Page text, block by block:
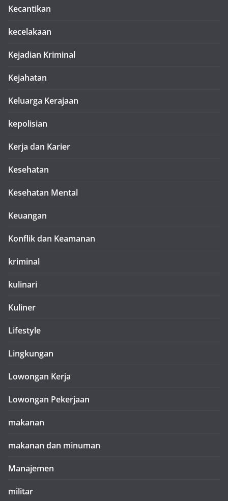
Kecantikan
kecelakaan
Kejadian Kriminal
Kejahatan
Keluarga Kerajaan
kepolisian
Kerja dan Karier
Kesehatan
Kesehatan Mental
Keuangan
Konflik dan Keamanan
kriminal
kulinari
Kuliner
Lifestyle
Lingkungan
Lowongan Kerja
Lowongan Pekerjaan
makanan
makanan dan minuman
Manajemen
militar